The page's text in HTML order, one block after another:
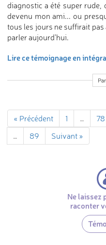
diagnostic a été super
devenu mon ami... ou
tous les jours ne suffirait
parler aujourd'hui.
Lire ce témoignage en
« Précédent 1 … 78
…
89 Suivant »
Ne laissez
raconter